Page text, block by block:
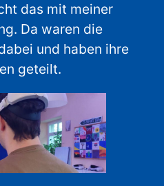
das mit meiner
Da waren die
und haben ihre
geteilt.